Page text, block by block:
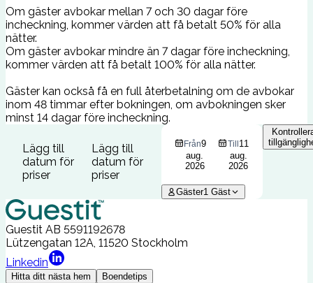
Om gäster avbokar mellan 7 och 30 dagar före
incheckning, kommer värden att få betalt 50% för alla
nätter.
Om gäster avbokar mindre än 7 dagar före incheckning,
kommer värden att få betalt 100% för alla nätter.
Gäster kan också få en full återbetalning om de avbokar
inom 48 timmar efter bokningen, om avbokningen sker
minst 14 dagar före incheckning.
Lägg till
datum för
priser
Lägg till
datum för
priser
Från9
aug.
2026
Till 11
aug.
2026
Gäster1 Gäst
Guestit AB 5591192678
Lützengatan 12A, 11520 Stockholm
Linkedin
Hitta ditt nästa hem Boendetips